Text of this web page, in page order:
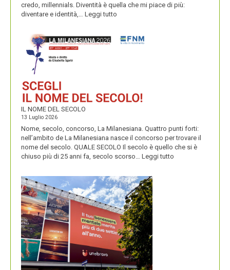
credo, millennials. Diventità è quella che mi piace di più:
diventare e identità,… Leggi tutto
E
IL NOME DEL SECOLO
13 Luglio 2026
Nome, secolo, concorso, La Milanesiana. Quattro punti forti:
nell’ambito de La Milanesiana nasce il concorso per trovare il
nome del secolo. QUALE SECOLO Il secolo è quello che si è
chiuso più di 25 anni fa, secolo scorso… Leggi tutto